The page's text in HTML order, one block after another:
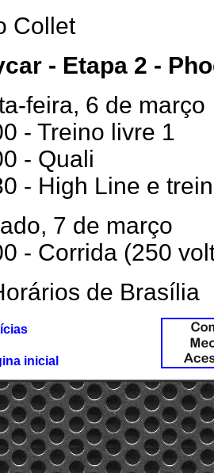
Collet
- Etapa 2 -
feira, 6 de março
- Treino livre 1
- Quali
- High Line e
7 de março
- Corrida (250
de Brasília
inicial